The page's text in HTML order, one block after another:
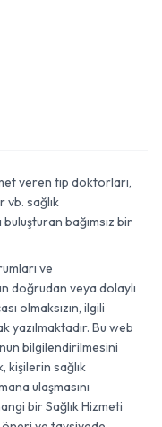
veren tıp doktorları,
sağlık
bağımsız bir
ve
doğrudan veya dolaylı
olmaksızın, ilgili
yazılmaktadır. Bu web
bilgilendirilmesini
kişilerin sağlık
ulaşmasını
bir Sağlık Hizmeti